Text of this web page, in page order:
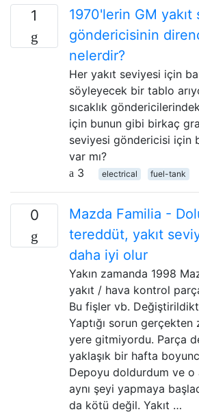
1
1970'lerin GM yakıt
göndericisinin
nelerdir?
Her yakıt seviyesi için
söyleyecek bir tablo
sıcaklık
için bunun gibi birkaç
seviyesi göndericisi için
var mı?
3
electrical fuel-tank
0
Mazda Familia -
tereddüt, yakıt
daha iyi olur
Yakın zamanda 1998
yakıt / hava kontrol
Bu fişler vb.
Yaptığı sorun
yere gitmiyordu. Parça
yaklaşık bir hafta
Depoyu doldurdum ve o
aynı şeyi yapmaya
da kötü değil. Yakıt …